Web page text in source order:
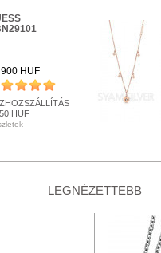
HUF
HUF
LEGNÉZETTEBB